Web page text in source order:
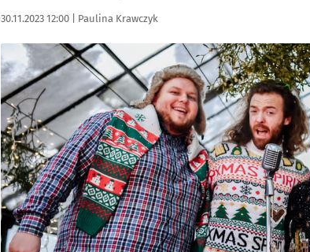
Data publikacji:
30.11.2023 12:00 | Autor:
Paulina Krawczyk
Kliknij, aby powiększyć